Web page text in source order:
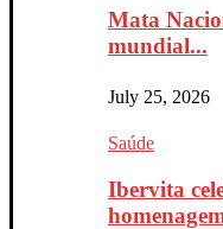
Mata
mundial...
July 25, 2026
Saúde
Ibervita